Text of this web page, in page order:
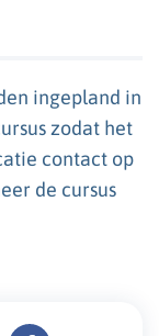
ingepland in
zodat het
contact op
de cursus